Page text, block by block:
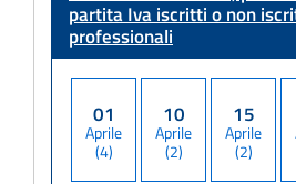
partita Ivaiscritti o non
professionali
01
Aprile
(4)
10
Aprile
(2)
15
Aprile
(2)